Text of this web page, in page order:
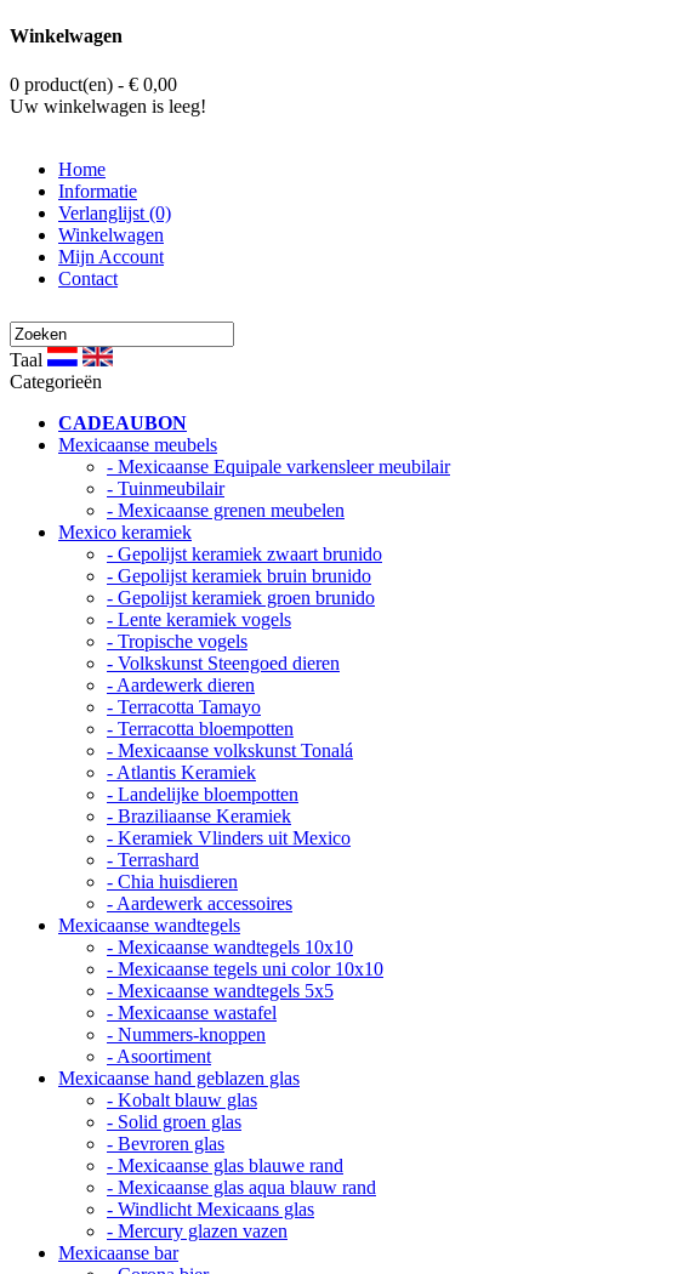
Winkelwagen
0 product(en) - € 0,00
Uw winkelwagen is leeg!
Home
Informatie
Verlanglijst (0)
Winkelwagen
Mijn Account
Contact
Taal
Categorieën
CADEAUBON
Mexicaanse meubels
- Mexicaanse Equipale varkensleer meubilair
- Tuinmeubilair
- Mexicaanse grenen meubelen
Mexico keramiek
- Gepolijst keramiek zwaart brunido
- Gepolijst keramiek bruin brunido
- Gepolijst keramiek groen brunido
- Lente keramiek vogels
- Tropische vogels
- Volkskunst Steengoed dieren
- Aardewerk dieren
- Terracotta Tamayo
- Terracotta bloempotten
- Mexicaanse volkskunst Tonalá
- Atlantis Keramiek
- Landelijke bloempotten
- Braziliaanse Keramiek
- Keramiek Vlinders uit Mexico
- Terrashard
- Chia huisdieren
- Aardewerk accessoires
Mexicaanse wandtegels
- Mexicaanse wandtegels 10x10
- Mexicaanse tegels uni color 10x10
- Mexicaanse wandtegels 5x5
- Mexicaanse wastafel
- Nummers-knoppen
- Asoortiment
Mexicaanse hand geblazen glas
- Kobalt blauw glas
- Solid groen glas
- Bevroren glas
- Mexicaanse glas blauwe rand
- Mexicaanse glas aqua blauw rand
- Windlicht Mexicaans glas
- Mercury glazen vazen
Mexicaanse bar